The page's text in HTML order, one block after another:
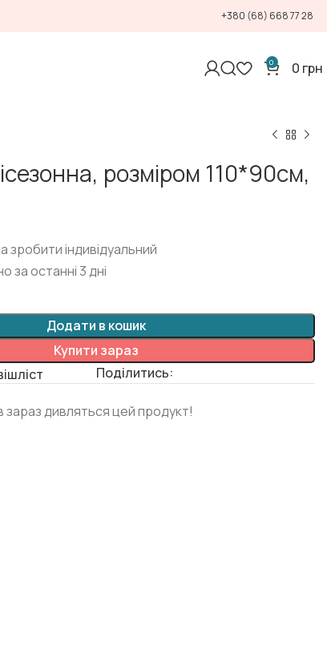
+380 (68) 668 77 28
0 0 грн
розміром 110*90см,
зробити індивідуальний
за останні 3 дні
Додати в кошик
Купити зараз
Поділитись:
зараз дивляться цей продукт!